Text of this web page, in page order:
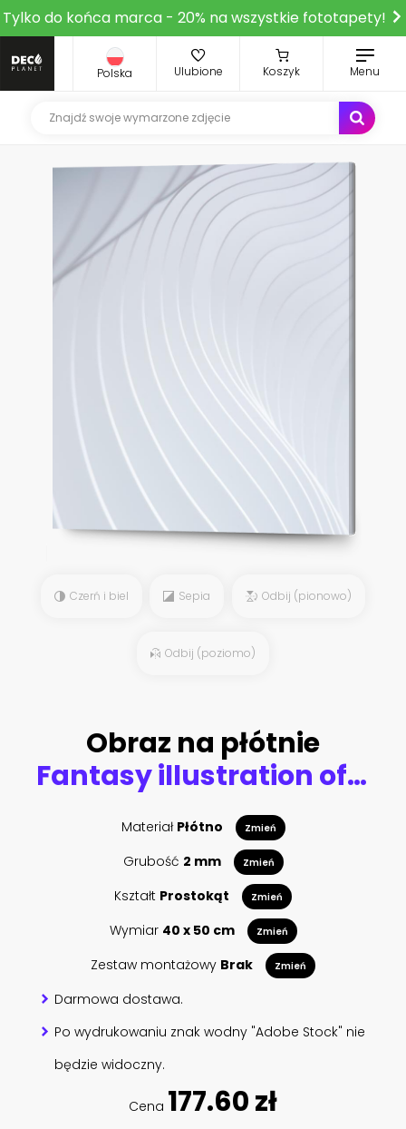
Tylko do końca marca - 20% na wszystkie fototapety!
Polska Ulubione Koszyk Menu
Czerń i biel Sepia Odbij (pionowo)
Odbij (poziomo)
Obraz na płótnie
Fantasy illustration of an elven beautiful woman sitting with a magic book
Materiał Płótno Zmień
Grubość 2 mm Zmień
Kształt Prostokąt Zmień
Wymiar 40 x 50 cm Zmień
Zestaw montażowy Brak Zmień
Darmowa dostawa.
Po wydrukowaniu znak wodny "Adobe Stock" nie
będzie widoczny.
Cena 177.60 zł